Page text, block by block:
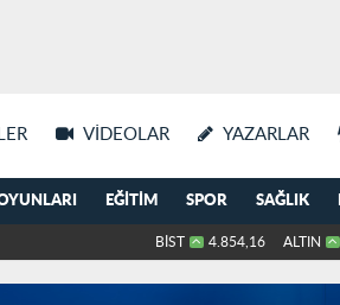
VIDEOLAR YAZARLAR
EĞITIM SPOR SAĞLIK
BİST 4.854,16 ALTIN